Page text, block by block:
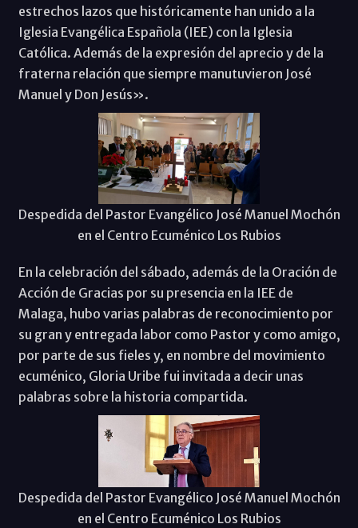
estrechos lazos que históricamente han unido a la
Iglesia Evangélica Española (IEE) con la Iglesia
Católica. Además de la expresión del aprecio y de la
fraterna relación que siempre manutuvieron José
Manuel y Don Jesús».
Despedida del Pastor Evangélico José Manuel Mochón
en el Centro Ecuménico Los Rubios
En la celebración del sábado, además de la Oración de
Acción de Gracias por su presencia en la IEE de
Malaga, hubo varias palabras de reconocimiento por
su gran y entregada labor como Pastor y como amigo,
por parte de sus fieles y, en nombre del movimiento
ecuménico, Gloria Uribe fui invitada a decir unas
palabras sobre la historia compartida.
Despedida del Pastor Evangélico José Manuel Mochón
en el Centro Ecuménico Los Rubios